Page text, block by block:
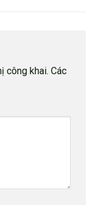
công khai. Các